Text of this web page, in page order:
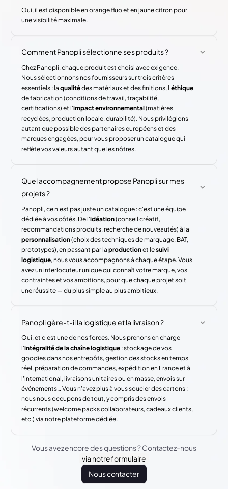
Oui, il est disponible en orange fluo et en jaune citron pour
une visibilité maximale.
Comment Panopli sélectionne ses produits ?
Chez Panopli, chaque produit est choisi avec exigence.
Nous sélectionnons nos fournisseurs sur trois critères
essentiels : laqualitédes matériaux et des finitions, l'éthique
de fabrication (conditions de travail, traçabilité,
certifications) et l'impact environnemental(matières
recyclées, production locale, durabilité). Nous privilégions
autant que possible des partenaires européens et des
marques engagées, pour vous proposer un catalogue qui
reflète vos valeurs autant que les nôtres.
Quel accompagnement propose Panopli sur mes
projets ?
Panopli, ce n'est pas juste un catalogue : c'est une équipe
dédiée à vos côtés. De l'idéation(conseil créatif,
recommandations produits, recherche de nouveautés) à la
personnalisation(choix des techniques de marquage, BAT,
prototypes), en passant par laproductionet lesuivi
logistique, nous vous accompagnons à chaque étape. Vous
avez un interlocuteur unique qui connaît votre marque, vos
contraintes et vos ambitions, pour que chaque projet soit
une réussite — du plus simple au plus ambitieux.
Panopli gère-t-il la logistique et la livraison ?
Oui, et c'est une de nos forces. Nous prenons en charge
l'intégralité de la chaîne logistique : stockage de vos
goodies dans nos entrepôts, gestion des stocks en temps
réel, préparation de commandes, expédition en France et à
l'international, livraisons unitaires ou en masse, envois sur
événements… Vous n'avez plus à vous soucier des cartons :
nous nous occupons de tout, y compris des envois
récurrents (welcome packs collaborateurs, cadeaux clients,
etc.) via notre plateforme dédiée.
Vous avez encore des questions ? Contactez-nous
via notre formulaire
Nous contacter